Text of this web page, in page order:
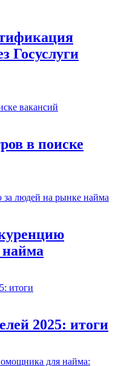
Госуслуги
в поиске
2025: итоги